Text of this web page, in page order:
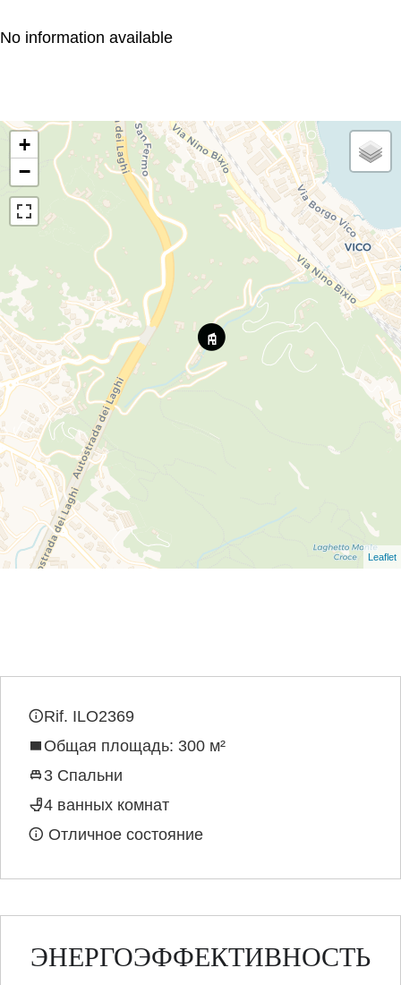
No information available
+
−
Leaflet
Rif. ILO2369
Общая площадь: 300 м²
3 Спальни
4 ванных комнат
Отличное состояние
ЭНЕРГОЭФФЕКТИВНОСТЬ